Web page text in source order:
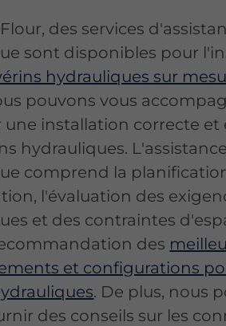
des services
sont disponibles pour
hydrauliques sur
pouvons vous
une installation correcte et
hydrauliques. L'assistance
comprend la
l'évaluation des
et des contraintes
des
et configurations
. De plus, nous
des conseils sur les